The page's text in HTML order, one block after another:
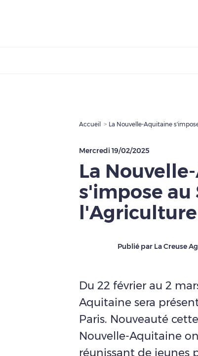
Accueil La Nouvelle-Aquitaine
Mercredi 19/02/2025
La
s'impose au
Publié par La Creuse
Du 22 février au 2
Aquitaine sera
Paris. Nouveauté
Nouvelle-Aquitaine
réunissant de jeunes